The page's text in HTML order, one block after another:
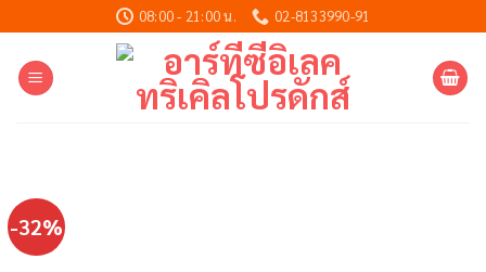
to
content
08:00 - 21:00 น. 02-8133990-91
-32%